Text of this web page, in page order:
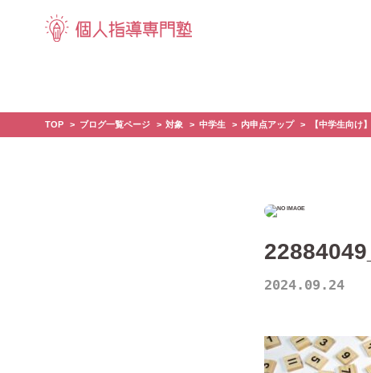
TOP ブログ一覧ページ 対象 中学生 内申点アップ 【中学生向け
2024.09.24